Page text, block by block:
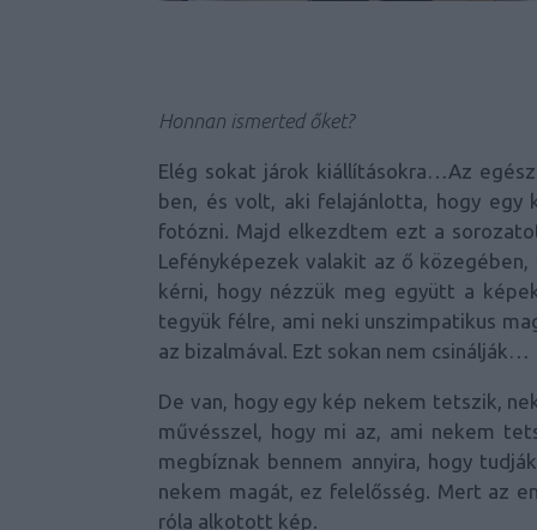
Honnan ismerted őket?
Elég sokat járok kiállításokra…Az
ben, és volt, aki felajánlotta, hogy egy
fotózni. Majd elkezdtem ezt a
Lefényképezek valakit az ő
kérni, hogy nézzük meg együtt a
tegyük félre, ami neki unszimpatikus
az bizalmával. Ezt sokan nem csinálják…
De van, hogy egy kép nekem tetszik,
művésszel, hogy mi az, ami nekem
megbíznak bennem annyira, hogy
nekem magát, ez felelősség. Mert az
róla alkotott kép.